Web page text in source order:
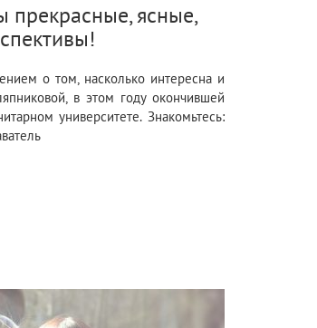
прекрасные, ясные,
о том, насколько интересна и
в этом году окончившей
университете. Знакомьтесь: